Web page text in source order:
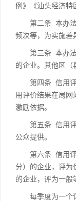
例》《汕头经济特
第二条 本办法所
频次等，为实施差
第三条 本办法适
的企业。其他区（
第四条 信用评价
用评价结果在局网
激励依据。
第五条 信用评价
公众提供。
第六条 信用评价
分）的企业，评为
的企业，评为一般
每季度为一个评